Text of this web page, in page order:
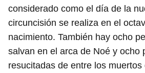
considerado como el día de la
circuncisión se realiza en el
nacimiento. También hay ocho
salvan en el arca de Noé y ocho
resucitadas de entre los muertos